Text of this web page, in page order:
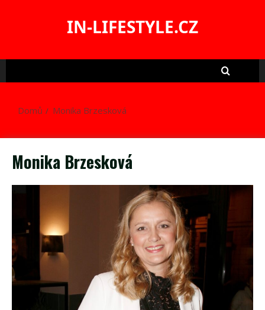
IN-LIFESTYLE.CZ
Domů Monika Brzesková
Monika Brzesková